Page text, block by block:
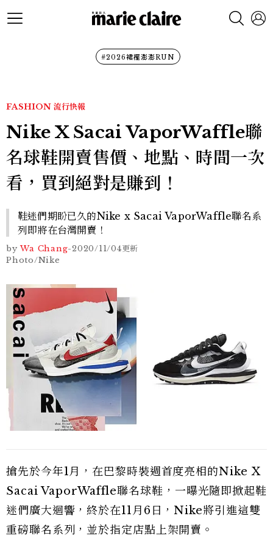
#2026裙襬澎澎RUN
FASHION 流行快報
Nike X Sacai VaporWaffle聯
名球鞋開賣售價、地點、時間一次
看，買到絕對是賺到！
鞋迷們期盼已久的Nike x Sacai VaporWaffle聯名系
列即將在台灣開賣！
by Wa Chang-2020/11/04更新
Photo/Nike
搶先於今年1月，在巴黎時裝週首度亮相的Nike X
Sacai VaporWaffle聯名球鞋，一曝光隨即掀起鞋
迷們廣大迴響，終於在11月6日，Nike將引進這雙
重磅聯名系列，並於指定店點上架開賣。